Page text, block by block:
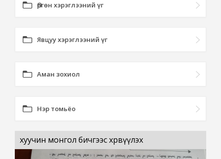
Өргөн хэрэглээний үг
Явцуу хэрэглээний үг
Аман зохиол
Нэр томьёо
хуучин монгол бичгээс хөрвүүлэх